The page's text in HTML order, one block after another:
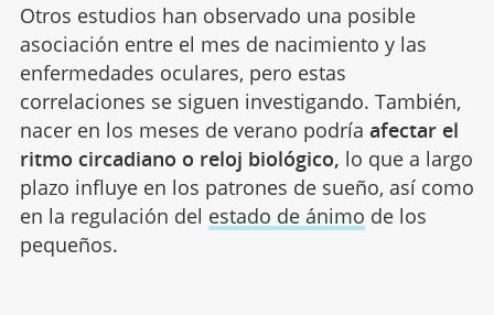
Otros estudios han observado una posible
asociación entre el mes de nacimiento y las
enfermedades oculares, pero estas
correlaciones se siguen investigando. También,
nacer en los meses de verano podría afectar el
ritmo circadiano o reloj biológico, lo que a largo
plazo influye en los patrones de sueño, así como
en la regulación del estado de ánimo de los
pequeños.